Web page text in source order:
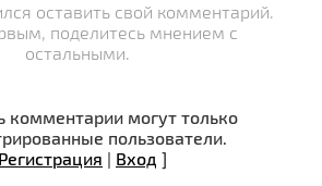
оставить свой комментарий.
поделитесь мнением с
остальными.
комментарии могут только
пользователи.
Регистрация | Вход ]